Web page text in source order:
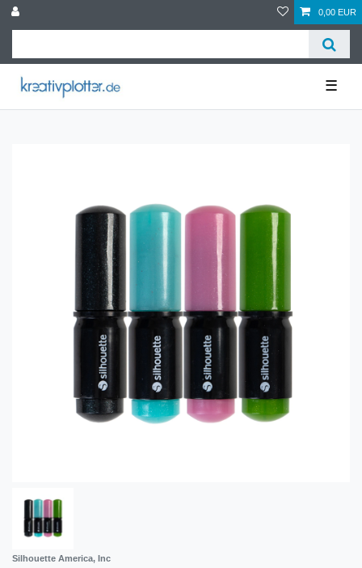
0,00 EUR
☰
Silhouette America, Inc